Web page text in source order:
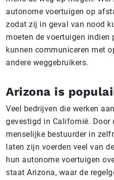
autonome voertuigen op
zodat zij in geval van nood
moeten de voertuigen indien
kunnen communiceren met
andere weggebruikers.
Arizona is
Veel bedrijven die werken
gevestigd in Californië. Door
menselijke bestuurder in
laten zijn voerden veel van
hun autonome voertuigen
staat Arizona, waar de